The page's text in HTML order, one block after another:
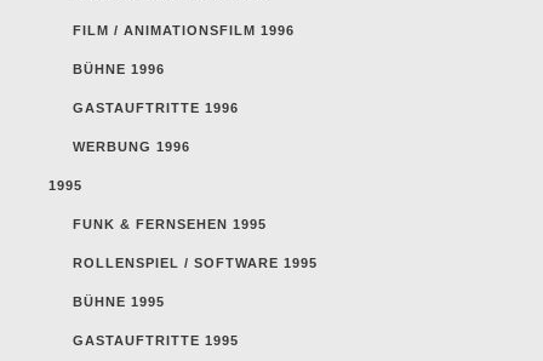
FILM / ANIMATIONSFILM 1996
BÜHNE 1996
GASTAUFTRITTE 1996
WERBUNG 1996
1995
FUNK & FERNSEHEN 1995
ROLLENSPIEL / SOFTWARE 1995
BÜHNE 1995
GASTAUFTRITTE 1995